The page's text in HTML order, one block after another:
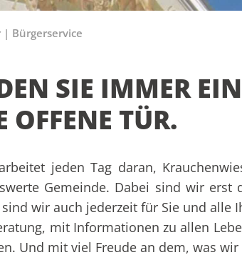
| Bürgerservice
SIE IMMER
OFFENE TÜR.
jeden Tag daran,
Gemeinde. Dabei sind wir erst
wir auch jederzeit für Sie und alle
mit Informationen zu allen
Und mit viel Freude an dem, was wir